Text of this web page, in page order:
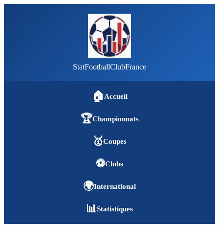
StatFootballClubFrance
🏠 Accueil
🏆Championnats
🥇Coupes
⚽Clubs
🌍International
📊Statistiques